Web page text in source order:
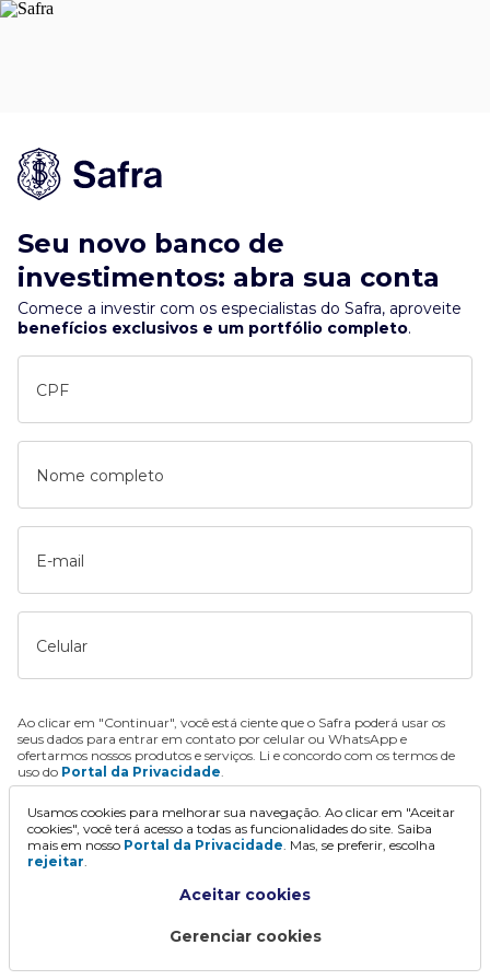
Seu novo banco de
investimentos: abra sua conta
Comece a investir com os especialistas do Safra, aproveite
benefícios exclusivos e um portfólio completo.
CPF
Nome completo
E-mail
Celular
Ao clicar em "Continuar", você está ciente que o Safra poderá usar os
seus dados para entrar em contato por celular ou WhatsApp e
ofertarmos nossos produtos e serviços. Li e concordo com os termos de
uso do Portal da Privacidade.
Continuar
Usamos cookies para melhorar sua navegação. Ao clicar em "Aceitar
cookies", você terá acesso a todas as funcionalidades do site. Saiba
mais em nosso Portal da Privacidade. Mas, se preferir, escolha
rejeitar.
Aceitar cookies
Gerenciar cookies